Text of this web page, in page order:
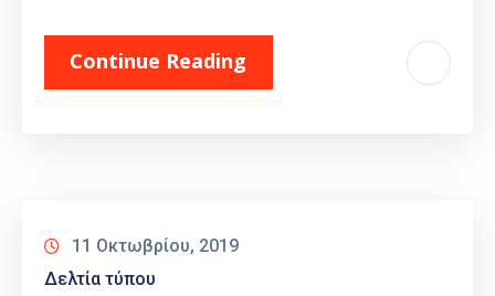
Continue Reading
11 Οκτωβρίου, 2019
Δελτία τύπου